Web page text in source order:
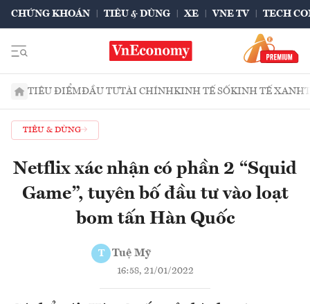
CHỨNG KHOÁN TIÊU & DÙNG XE VNE TV TECH
TIÊU ĐIỂMĐẦU TƯTÀI CHÍNHKINH TẾ SỐKINH TẾ XANH
TIÊU & DÙNG
Netflix xác nhận có phần 2 “Squid
Game”, tuyên bố đầu tư vào loạt
bom tấn Hàn Quốc
T Tuệ Mỹ
16:58, 21/01/2022